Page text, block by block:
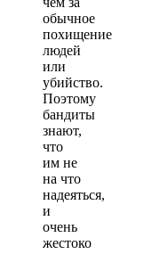
обычное
похищение
людей
или
убийство.
Поэтому
бандиты
знают,
что
им не
на что
надеяться,
и
очень
жестоко